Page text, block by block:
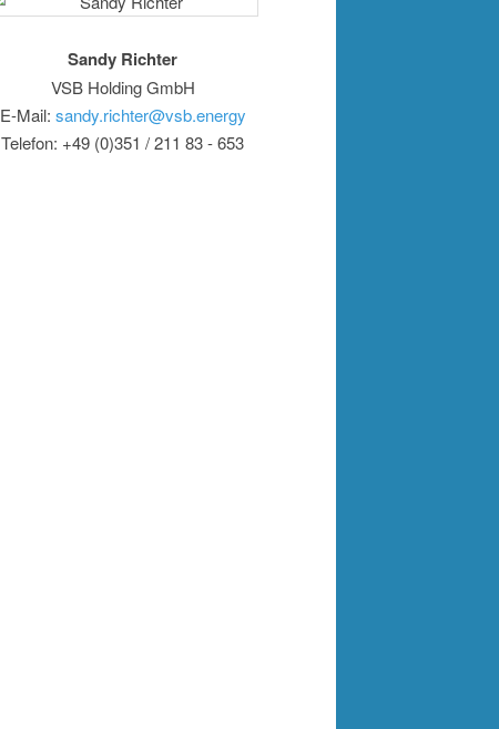
Sandy Richter
VSB Holding GmbH
E-Mail: sandy.richter@vsb.energy
Telefon: +49 (0)351 / 211 83 - 653